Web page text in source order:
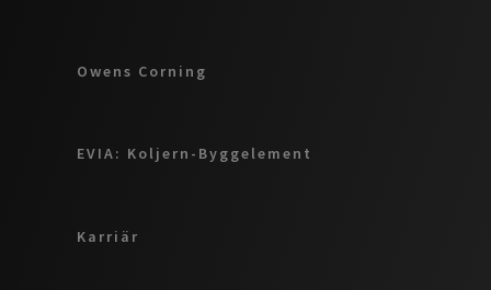
Owens Corning
EVIA: Koljern-Byggelement
Karriär